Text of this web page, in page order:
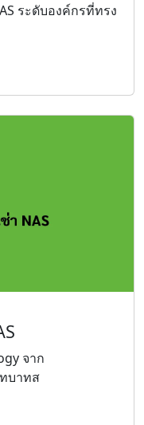
ระดับองค์กรที่ทรง
จาก
บาทส